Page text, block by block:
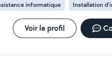
informatique Installation
Voir le profil